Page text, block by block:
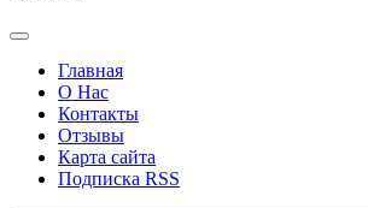
Главная
О Нас
Контакты
Отзывы
Карта сайта
Подписка RSS